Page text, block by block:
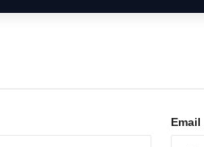
Email